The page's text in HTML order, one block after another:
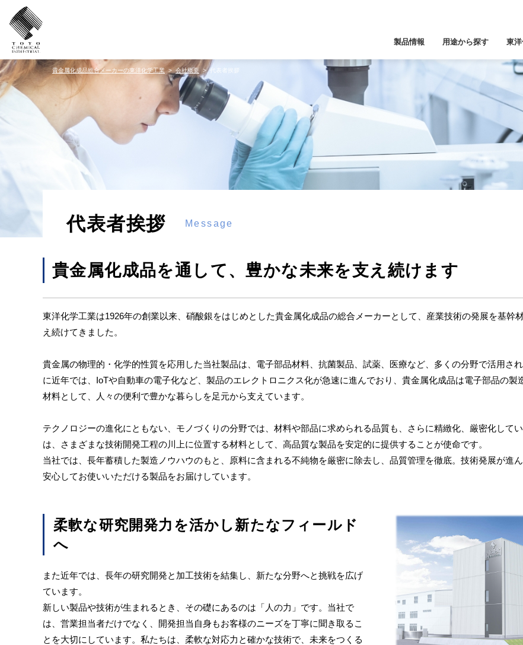
製品情報 用途から探す 東
貴金属化成品総合メーカーの東洋化学工業 会社概要 代表者挨拶
代表者挨拶 Message
貴金属化成品を通して、豊かな未来を支え続けます
東洋化学工業は1926年の創業以来、硝酸銀をはじめとした貴金属化成品の総合メーカーとして、産業技術の発展を基幹
え続けてきました。
貴金属の物理的・化学的性質を応用した当社製品は、電子部品材料、抗菌製品、試薬、医療など、多くの分野で活用さ
に近年では、IoTや自動車の電子化など、製品のエレクトロニクス化が急速に進んでおり、貴金属化成品は電子部品の製
材料として、人々の便利で豊かな暮らしを足元から支えています。
テクノロジーの進化にともない、モノづくりの分野では、材料や部品に求められる品質も、さらに精緻化、厳密化して
は、さまざまな技術開発工程の川上に位置する材料として、高品質な製品を安定的に提供することが使命です。
当社では、長年蓄積した製造ノウハウのもと、原料に含まれる不純物を厳密に除去し、品質管理を徹底。技術発展が進
安心してお使いいただける製品をお届けしています。
柔軟な研究開発力を活かし新たなフィールド
へ
また近年では、長年の研究開発と加工技術を結集し、新たな分野へと挑戦を広げ
ています。
新しい製品や技術が生まれるとき、その礎にあるのは「人の力」です。当社で
は、営業担当者だけでなく、開発担当自身もお客様のニーズを丁寧に聞き取るこ
とを大切にしています。私たちは、柔軟な対応力と確かな技術で、未来をつくる